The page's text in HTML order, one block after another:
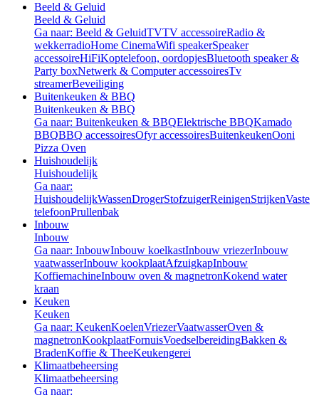
Beeld & Geluid
Beeld & Geluid
Ga naar: Beeld & GeluidTVTV accessoireRadio &
wekkerradioHome CinemaWifi speakerSpeaker
accessoireHiFiKoptelefoon, oordopjesBluetooth speaker &
Party boxNetwerk & Computer accessoiresTv
streamerBeveiliging
Buitenkeuken & BBQ
Buitenkeuken & BBQ
Ga naar: Buitenkeuken & BBQElektrische BBQKamado
BBQBBQ accessoiresOfyr accessoiresBuitenkeukenOoni
Pizza Oven
Huishoudelijk
Huishoudelijk
Ga naar:
HuishoudelijkWassenDrogerStofzuigerReinigenStrijkenVaste
telefoonPrullenbak
Inbouw
Inbouw
Ga naar: InbouwInbouw koelkastInbouw vriezerInbouw
vaatwasserInbouw kookplaatAfzuigkapInbouw
KoffiemachineInbouw oven & magnetronKokend water
kraan
Keuken
Keuken
Ga naar: KeukenKoelenVriezerVaatwasserOven &
magnetronKookplaatFornuisVoedselbereidingBakken &
BradenKoffie & TheeKeukengerei
Klimaatbeheersing
Klimaatbeheersing
Ga naar: